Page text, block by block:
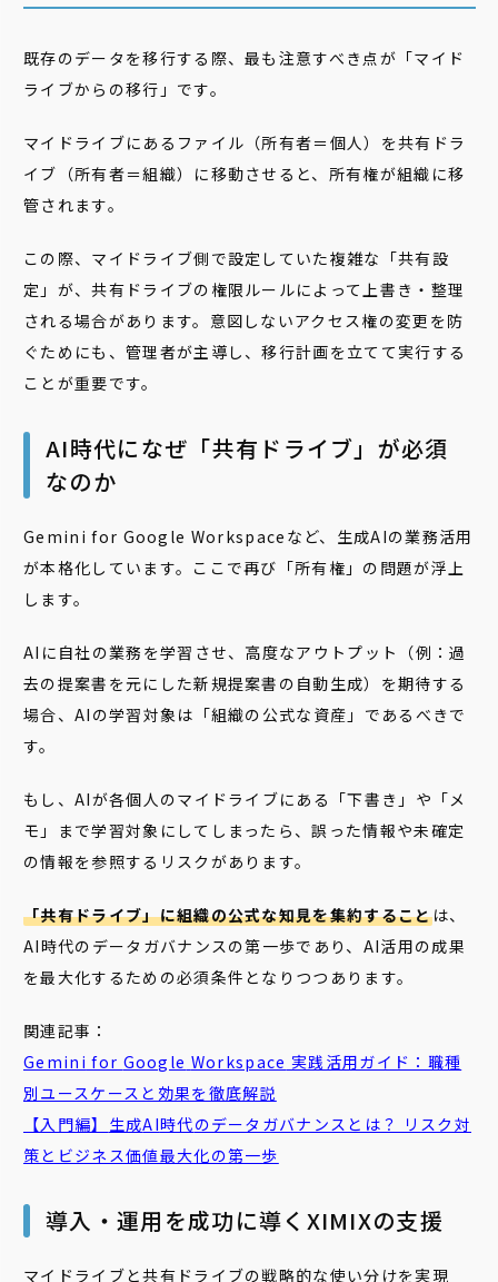
既存のデータを移行する際、最も注意すべき点が「マイド
ライブからの移行」です。
マイドライブにあるファイル（所有者＝個人）を共有ドラ
イブ（所有者＝組織）に移動させると、所有権が組織に移
管されます。
この際、マイドライブ側で設定していた複雑な「共有設
定」が、共有ドライブの権限ルールによって上書き・整理
される場合があります。意図しないアクセス権の変更を防
ぐためにも、管理者が主導し、移行計画を立てて実行する
ことが重要です。
AI時代になぜ「共有ドライブ」が必須
なのか
Gemini for Google Workspaceなど、生成AIの業務活用
が本格化しています。ここで再び「所有権」の問題が浮上
します。
AIに自社の業務を学習させ、高度なアウトプット（例：過
去の提案書を元にした新規提案書の自動生成）を期待する
場合、AIの学習対象は「組織の公式な資産」であるべきで
す。
もし、AIが各個人のマイドライブにある「下書き」や「メ
モ」まで学習対象にしてしまったら、誤った情報や未確定
の情報を参照するリスクがあります。
「共有ドライブ」に組織の公式な知見を集約することは、
AI時代のデータガバナンスの第一歩であり、AI活用の成果
を最大化するための必須条件となりつつあります。
関連記事：
Gemini for Google Workspace 実践活用ガイド：職種
別ユースケースと効果を徹底解説
【入門編】 生成AI時代のデータガバナンスとは？ リスク対
策とビジネス価値最大化の第一歩
導入・運用を成功に導くXIMIXの支援
マイドライブと共有ドライブの戦略的な使い分けを実現